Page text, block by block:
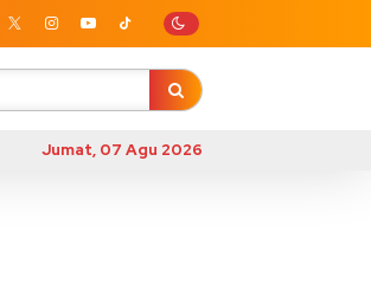
Jumat, 07 Agu 2026